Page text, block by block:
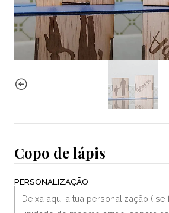
|
Copo de lápis
PERSONALIZAÇÃO